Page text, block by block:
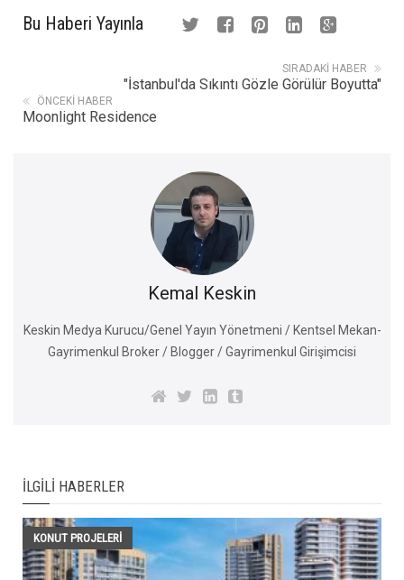
Bu Haberi Yayınla
SIRADAKI HABER
"İstanbul'da Sıkıntı Gözle Görülür Boyutta"
ÖNCEKI HABER
Moonlight Residence
Kemal Keskin
Keskin Medya Kurucu/Genel Yayın Yönetmeni / Kentsel Mekan-
Gayrimenkul Broker / Blogger / Gayrimenkul Girişimcisi
İLGILI HABERLER
KONUT PROJELERI